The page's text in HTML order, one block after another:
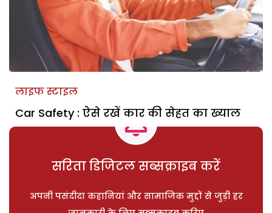
लाइफ स्टाइल
Car Safety : ऐसे रखें कार की सेहत का ख्याल
सरिता डिजिटल सब्सक्राइब करें
अपनी पसंदीदा कहानियां और सामाजिक मुद्दों से जुड़ी हर